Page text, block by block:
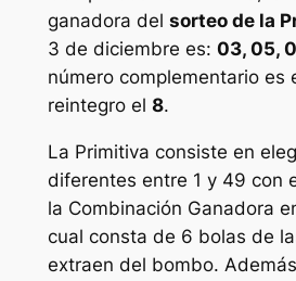
ganadora del sorteo de la
3 de diciembre es: 03, 05,
número complementario es
reintegro el 8.
La Primitiva consiste en
diferentes entre 1 y 49 con
la Combinación Ganadora
cual consta de 6 bolas de
extraen del bombo.